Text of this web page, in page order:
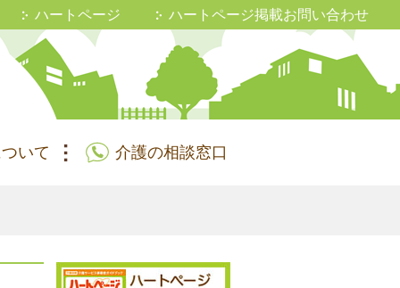
ハートページ ハートページ掲載お問い合わせ
いて 介護の相談窓口